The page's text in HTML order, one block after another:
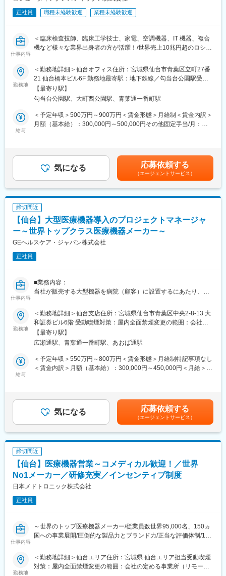
シニア問わずご活躍いただいています。
す。
す。車での移動がメインとなります。
・ご自宅拠点で直行直帰が可能です。ただし、研修、社内の打ち
・社用車を支給予定です。
・土日夜間の緊急対応は月1-2回程度
■育成体制：
入社後2週間程、製品知識について研修を受けて頂き、配属部門の
先輩社員からOJT形式で業務をキャッチアップ頂きます。最初は
先輩社員への同行から始まり、次第に主体性を持った営業に先輩
■「ゴアカルチャー」の特徴：
・個人で実績を上げるだけでなく、チームや組織全体への影響、
チームメンバー育成等チームに貢献する姿勢を重視しています。
め、安定的に長期就業することができます。
・グローバル企業における「働きがいのある会社」に連続して認
定されております。この認定は、職場優位性を研究する世界最大
の年次調査で、職場カルチャーの観点から認定されるものです。
また、十数年連続で認定を受けているのも経営と社員の関係性の
良好さ・社風の風通しのよさの表れです。
正社員 職種未経験歓迎 業種未経験歓迎
仕事内容
＜臨床検査技師、臨床工学技士、家電、空調機器、IT 機器、複合
機など様々な業界出身者の方が活躍！/世界売上10兆円超のロシュ
業20時間/夜間呼び出しほとんどなし/直行直属/研修体制充実＞
■求人概要：
フィールドサービスエンジニア職として、当社製品の新規据付、
保守点検をお任せいたします。コロナ禍以降、医療や検査の意義
が更に高まりニーズが増加する中での増員採用となります。社会
貢献、顧客への価値向上意識が高く、自身の専門性を高めたい方
・当社検査機器の新規据付
・ユーザー（臨床検査技師）に対する機器の操作説明
※保守点検は契約締結や請求業務はありますが、契約目標などの予
算はありません。
※緊急時の一次対応はコールセンターが対応です。二次対応として
後日修理に訪問することがメインとなります。
査の質や生産性向上に貢献することができます。実際に本ポジシ
ョンからの声で製品改良に繋がった事例が複数あり、オープンな
■働き方：
・月平均残業時間は20時間程度
・機器の新規設置は夕方～夜にかけて行うケースが月に数回あり
します。夜間/休日の対応は週単位でチームで当番制で行ってお
り、特定の人員が多くならないようにしています。また、当番や
入社後6か月間は東京本社での研修を予定しております。（遠方の
方は住居を手配します。）取り扱い製品数は多いですが、支店配
界未経験であっても一人立ちできるよう研修体制を整えておりま
す。
変更の範囲：会社の定める業務
勤務地
＜勤務地詳細＞仙台オフィス住所：宮城県仙台市青葉区立町27番
21 仙台橋本ビル6F 勤務地最寄駅：地下鉄線／勾当台公園駅受動
喫煙対策：屋内全面禁煙変更の範囲：会社の定める事業所（リモ
ートワーク含む）
【最寄り駅】
勾当台公園駅、大町西公園駅、青葉通一番町駅
給与
＜予定年収＞500万円～900万円＜賃金形態＞月給制＜賃金内訳＞
月額（基本給）：300,000円～500,000円その他固定手当/月：
業手当＞有＜給与補足＞※今までのご経験に応じ、決定します。賃
金はあくまでも目安の金額であり、選考を通じて上下する可能性
があります。月給(月額)は固定手当を含めた表記です。
気になる 応募依頼する
（エージェントサービス）
締切間近
【仙台】大型医療機器導入のプロジェクトマネージャ
ー～世界トップクラス医療機器メーカー～
GEヘルスケア・ジャパン株式会社
正社員
仕事内容
■業務内容：
当社が販売する大型機器を病院（顧客）に設置するにあたり、施
環境整備等）を行い、必要であれば工事の見積取得をし顧客との
コミュニケーションを通して顧客の要望に沿ったプランを提案
し、営業と共闘して機器の販売活動のサポートを行う。
・Project Managementスキルを有し、受注前から売上までのプロ
ジェクトを遂行する。
・プロジェクトを通じて顧客満足度を得る。
・医療機器の設置品質を確保する。
・工事/搬入業者の評価を適時実施し、必要であれば是正措置を行
う。
・設置工事に関する見積価格の精査を行う。
■特徴（担当製品製品一例）：
【MRI】GEは超伝導MRIの稼動実績において、日本だけでなく世
界においてもトップシェアを維持し続けています。また、医学研
究分野においても多数の納入実績があり、お客様への研究サポー
を占めています。
■キャリア形成について：
内公募制度、目標達成度や実績を明確するための世界共通のツー
ル、スキルアップなどの幅広く学びを支援するためのGEヘルスケ
勤務地
＜勤務地詳細＞仙台支店住所：宮城県仙台市青葉区中央2-8-13 大
和証券ビル6階 受動喫煙対策：屋内全面禁煙変更の範囲：会社の
定める事業所（リモートワーク含む）
【最寄り駅】
広瀬通駅、青葉通一番町駅、あおば通駅
給与
＜予定年収＞550万円～800万円＜賃金形態＞月給制特記事項なし
＜賃金内訳＞月額（基本給）：300,000円～450,000円＜月給＞
目安の金額であり、選考を通じて上下する可能性があります。月
給(月額)は固定手当を含めた表記です。
気になる 応募依頼する
（エージェントサービス）
締切間近
【仙台】医療機器営業～コメディカル歓迎！／世界
No1メーカー／研修充実／インセンティブ制度
日本メドトロニック株式会社
正社員
仕事内容
～世界のトップ医療機器メーカー/従業員数世界95,000名、150ヵ
国への事業展開/圧倒的な製品力とブランド力/正当な評価体制/1秒
会貢献度～
勤務地
＜勤務地詳細＞仙台エリア住所：宮城県 仙台エリア担当受動喫煙
対策：屋内全面禁煙変更の範囲：会社の定める事業所（リモート